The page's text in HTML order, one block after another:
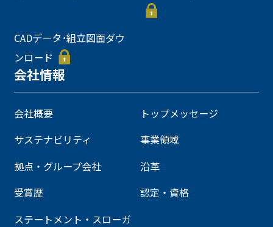
CADデータ･組立図面ダウ
ンロード
会社情報
会社概要
トップメッセージ
サステナビリティ
事業領域
拠点・グループ会社
沿革
受賞歴
認定・資格
ステートメント・スローガ